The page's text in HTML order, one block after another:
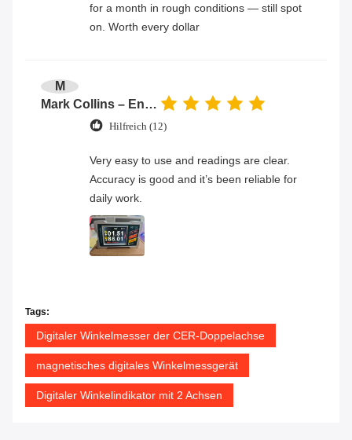
for a month in rough conditions — still spot
on. Worth every dollar
M
Mark Collins – Engineer
Hilfreich (12)
Very easy to use and readings are clear.
Accuracy is good and it’s been reliable for
daily work.
Tags:
Digitaler Winkelmesser der CER-Doppelachse
magnetisches digitales Winkelmessgerät
Digitaler Winkelindikator mit 2 Achsen